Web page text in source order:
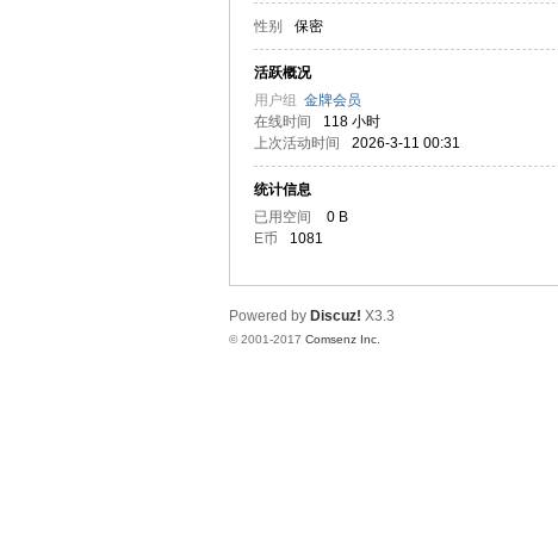
性别 保密
活跃概况
用户组 金牌会员
在线时间
118 小时
上次活动时间
2026-3-11 00:31
统计信息
已用空间
0 B
E币
1081
Powered by Discuz! X3.3
© 2001-2017 Comsenz Inc.